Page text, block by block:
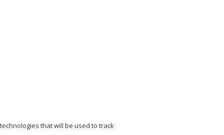
that will be used to track